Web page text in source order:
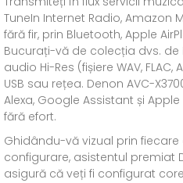
TuneIn Internet Radio, Amazon
fără fir, prin Bluetooth, Apple
Bucurați-vă de colecția dvs. de
audio Hi-Res (fișiere WAV, FLAC,
USB sau rețea. Denon AVC-
Alexa, Google Assistant și
fără efort.
Ghidându-vă vizual prin
configurare, asistentul premiat
asigură că veți fi configurat